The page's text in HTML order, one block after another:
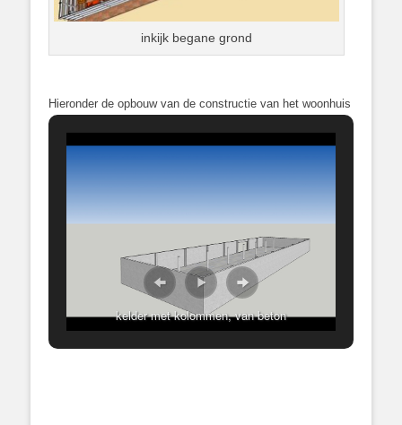
inkijk begane grond
Hieronder de opbouw van de constructie van het woonhuis
kelder met kolommen, van beton